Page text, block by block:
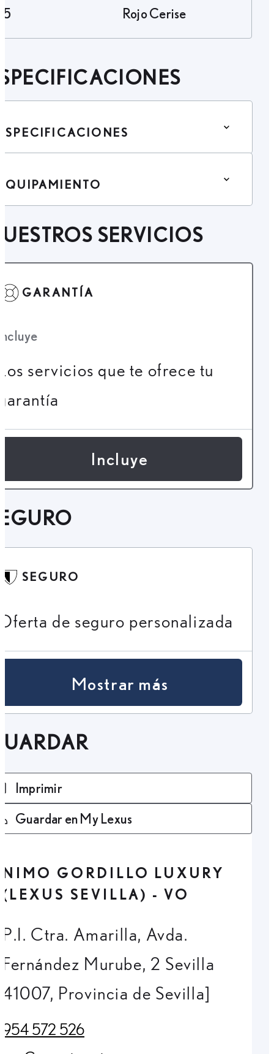
5
Rojo Cerise
SERVICIOS
GARANTÍA
servicios que te ofrece tu
Incluye
SEGURO
de seguro personalizada
Mostrar más
Imprimir
Guardar en My Lexus
NIMO GORDILLO LUXURY
(LEXUS SEVILLA) - VO
P.I. Ctra. Amarilla, Avda.
Fernández Murube, 2 Sevilla
41007, Provincia de Sevilla]
954 572 526
(Opens in new tab)